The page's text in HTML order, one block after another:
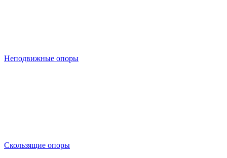
Неподвижные опоры
Скользящие опоры